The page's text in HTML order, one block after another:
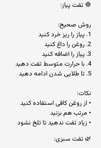
🧅 تفت پیاز:
روش صحیح:
1. پیاز را ریز خرد کنید
2. روغن را داغ کنید
3. پیاز را اضافه کنید
4. با حرارت متوسط تفت دهید
5. تا طلایی شدن ادامه دهید
نکات:
• از روغن کافی استفاده کنید
• مرتب هم بزنید
• زیاد تفت ندهید تا تلخ نشود
🌿 تفت سبزی: